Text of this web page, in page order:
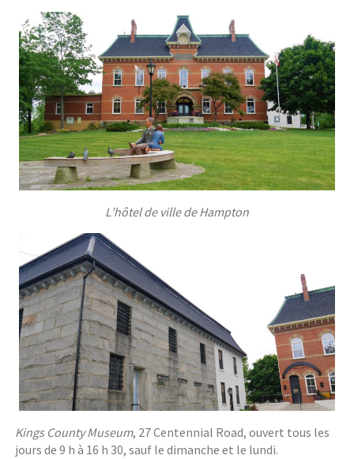
L’hôtel de ville de Hampton
Kings County Museum, 27 Centennial Road, ouvert tous les
jours de 9 h à 16 h 30, sauf le dimanche et le lundi.